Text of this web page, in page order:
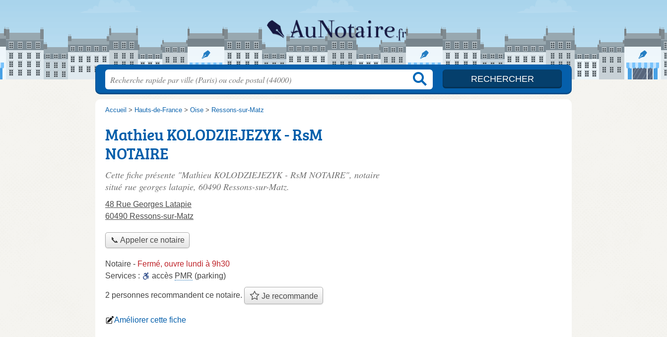
Accueil > Hauts-de-France > Oise > Ressons-sur-Matz
Mathieu KOLODZIEJEZYK - RsM
NOTAIRE
Cette fiche présente "Mathieu KOLODZIEJEZYK - RsM NOTAIRE", notaire
situé rue georges latapie, 60490 Ressons-sur-Matz.
48 Rue Georges Latapie
60490 Ressons-sur-Matz
📞 Appeler ce notaire
Notaire - Fermé, ouvre lundi à 9h30
Services :
accès PMR (parking)
2 personnes recommandentce notaire. Je recommande
Améliorer cette fiche